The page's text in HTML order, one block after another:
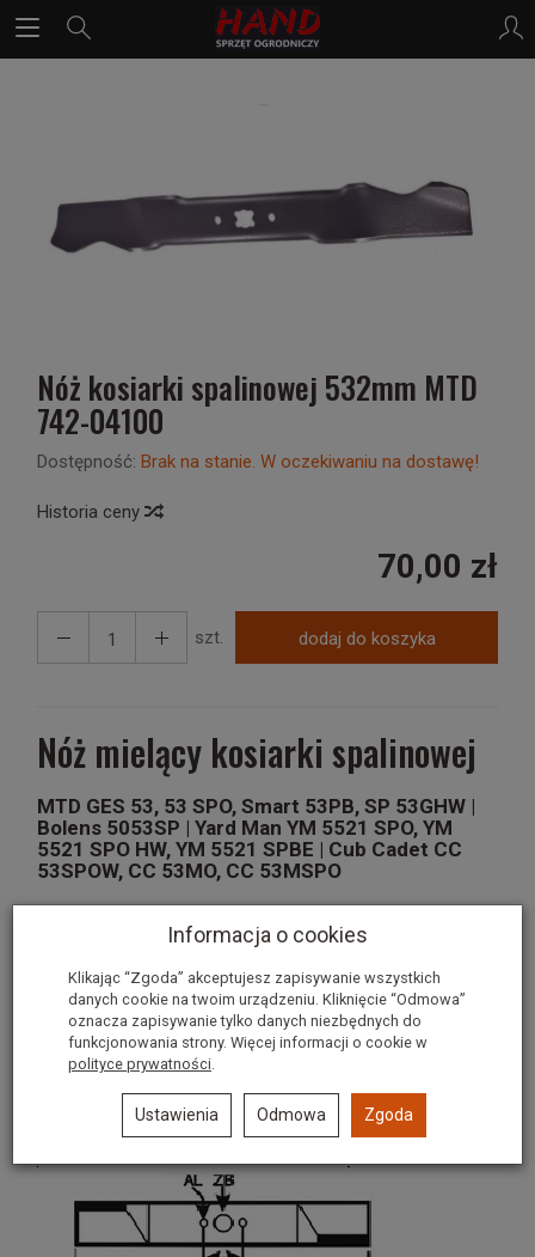
Nóż kosiarki spalinowej 532mm MTD
742-04100
Dostępność: Brak na stanie. W oczekiwaniu na dostawę!
Historia ceny
70,00 zł
szt. dodaj do koszyka
Nóż mielący kosiarki spalinowej
MTD GES 53, 53 SPO, Smart 53PB, SP 53GHW |
Bolens 5053SP | Yard Man YM 5521 SPO, YM
5521 SPO HW, YM 5521 SPBE | Cub Cadet CC
53SPOW, CC 53MO, CC 53MSPO
Średnica otworu centrującego [ZB]
"MISIEK"
Odległość otworów zewnętrznych
mierzona w osi otworów [AB]
Średnica otworu zewnętrznego [AL] 8*8mm
Informacja o cookies
Klikając “Zgoda” akceptujesz zapisywanie wszystkich
danych cookie na twoim urządzeniu. Kliknięcie “Odmowa”
oznacza zapisywanie tylko danych niezbędnych do
funkcjonowania strony. Więcej informacji o cookie w
polityce prywatności.
Ustawienia Odmowa Zgoda